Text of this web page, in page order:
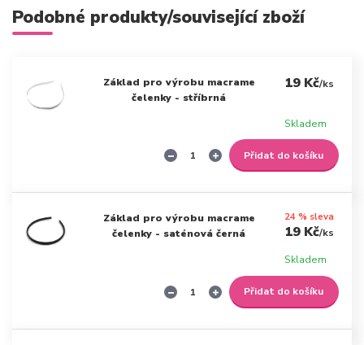
Podobné produkty/související zboží
Základ pro výrobu macrame
čelenky - stříbrná
19 Kč/ks
Skladem
Přidat do košíku
Základ pro výrobu macrame
čelenky - saténová černá
24 % sleva
19 Kč/ks
Skladem
Přidat do košíku